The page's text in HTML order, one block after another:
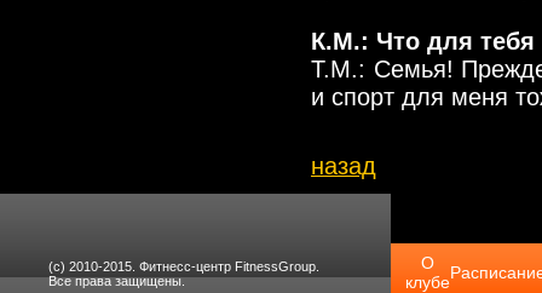
К.М.: Что для тебя
Т.М.: Семья!
и спорт для меня
назад
(с) 2010-2015. Фитнесс-центр FitnessGroup.
Все права защищены.
О
клубе